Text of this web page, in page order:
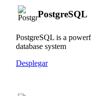
PostgreSQL
PostgreSQL is a
database system
Desplegar